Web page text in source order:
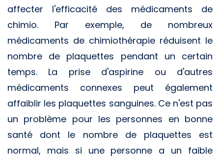
affecter l'efficacité des médicaments de
chimio. Par exemple, de nombreux
médicaments de chimiothérapie réduisent le
nombre de plaquettes pendant un certain
temps. La prise d'aspirine ou d'autres
médicaments connexes peut également
affaiblir les plaquettes sanguines. Ce n'est pas
un problème pour les personnes en bonne
santé dont le nombre de plaquettes est
normal, mais si une personne a un faible